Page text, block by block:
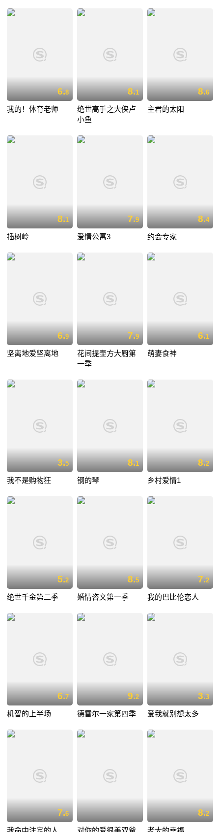
6.8
我的！体育老师
8.1
绝世高手之大侠卢
小鱼
8.6
主君的太阳
8.1
插树岭
7.9
爱情公寓3
8.4
约会专家
6.9
坚离地爱坚离地
7.9
花间提壶方大厨第
一季
6.1
萌妻食神
3.5
我不是购物狂
8.1
钢的琴
8.2
乡村爱情1
5.2
绝世千金第二季
8.5
婚情咨文第一季
7.2
我的巴比伦恋人
6.7
机智的上半场
9.2
德雷尔一家第四季
3.3
爱我就别想太多
7.6 8.2